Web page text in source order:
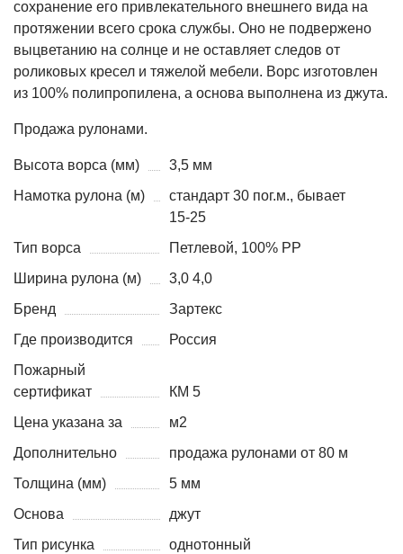
сохранение его привлекательного внешнего вида на
протяжении всего срока службы. Оно не подвержено
выцветанию на солнце и не оставляет следов от
роликовых кресел и тяжелой мебели. Ворс изготовлен
из 100% полипропилена, а основа выполнена из джута.
Продажа рулонами.
Высота ворса (мм)
3,5 мм
Намотка рулона (м)
стандарт 30 пог.м., бывает
15-25
Тип ворса
Петлевой, 100% PP
Ширина рулона (м)
3,0 4,0
Бренд
Зартекс
Где производится
Россия
Пожарный
сертификат
КМ 5
Цена указана за
м2
Дополнительно
продажа рулонами от 80 м
Толщина (мм)
5 мм
Основа
джут
Тип рисунка
однотонный